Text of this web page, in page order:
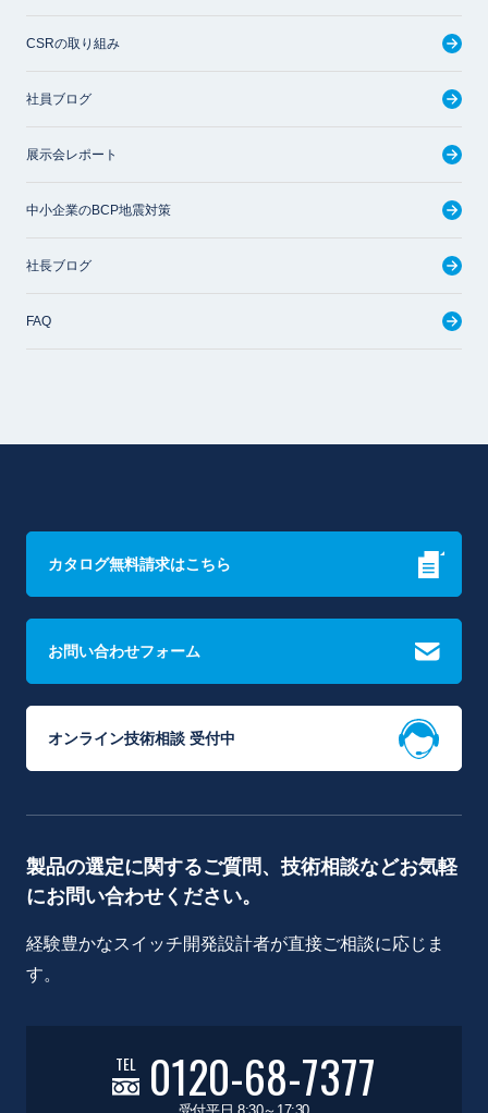
CSRの取り組み
社員ブログ
展示会レポート
中小企業のBCP地震対策
社長ブログ
FAQ
カタログ無料請求はこちら
お問い合わせフォーム
オンライン技術相談 受付中
製品の選定に関するご質問、技術相談などお気軽
にお問い合わせください。
経験豊かなスイッチ開発設計者が直接ご相談に応じま
す。
TEL 0120-68-7377